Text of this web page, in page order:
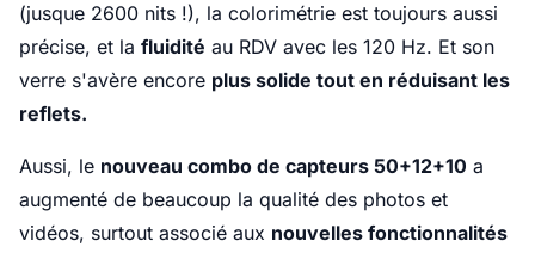
(jusque 2600 nits !), la colorimétrie est toujours aussi
précise, et la fluidité au RDV avec les 120 Hz. Et son
verre s'avère encore plus solide tout en réduisant les
reflets.
Aussi, le nouveau combo de capteurs 50+12+10 a
augmenté de beaucoup la qualité des photos et
vidéos, surtout associé aux nouvelles fonctionnalités